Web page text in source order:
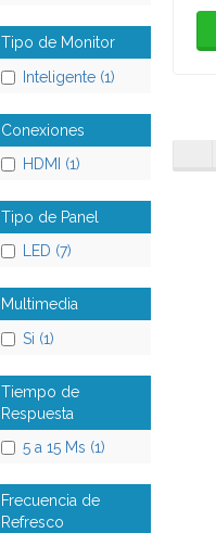
Tipo de Monitor
Inteligente (1)
Conexiones
HDMI (1)
Tipo de Panel
LED (7)
Multimedia
Si (1)
Tiempo de
Respuesta
5 a 15 Ms (1)
Frecuencia de
Refresco